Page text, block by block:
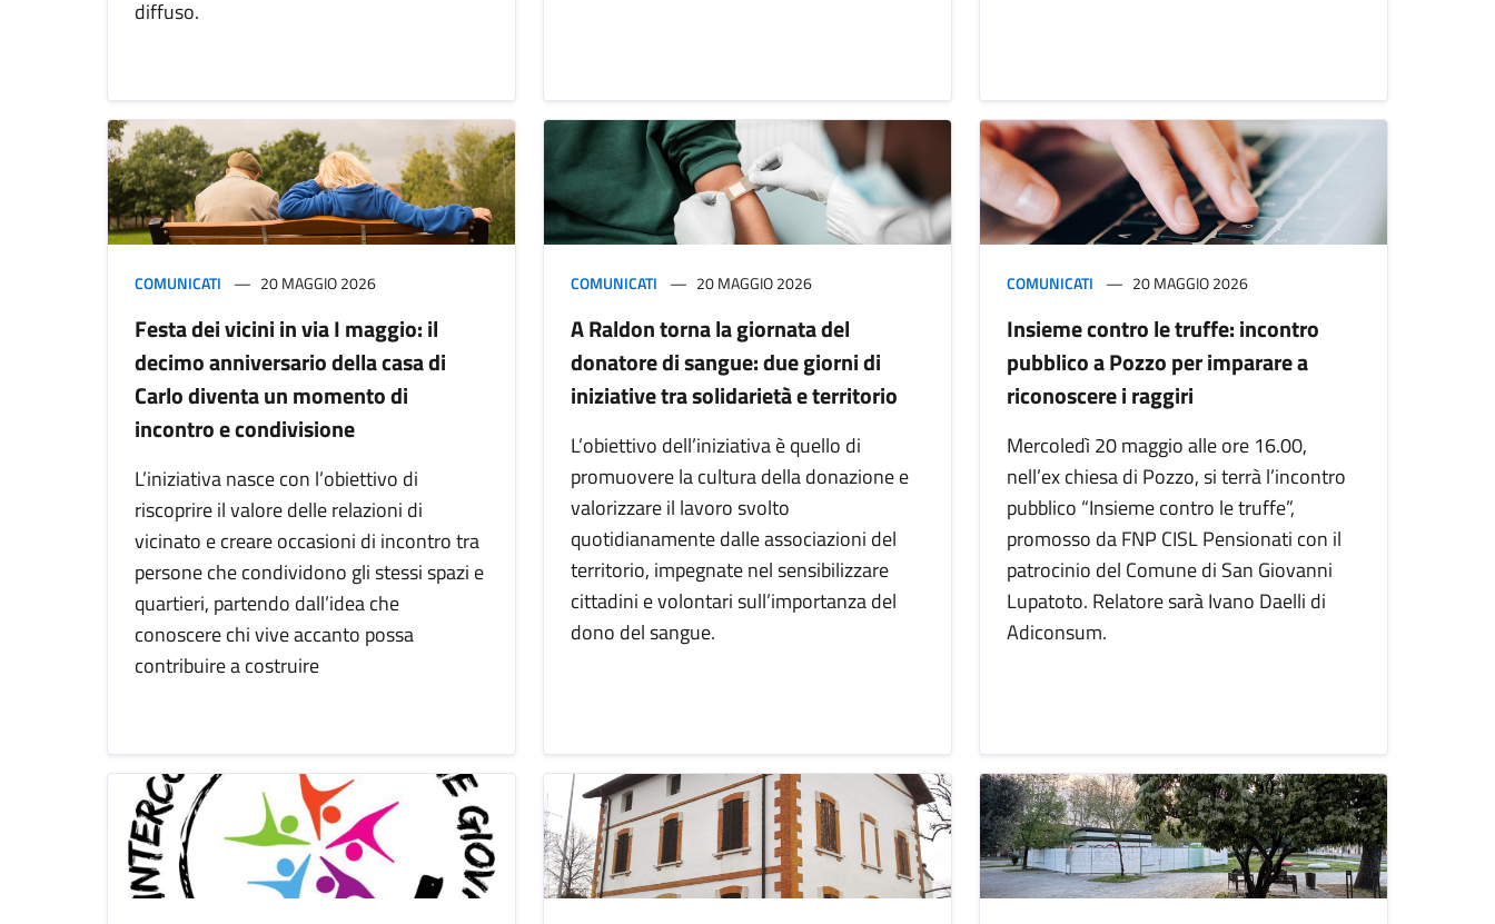
diffuso.
COMUNICATI 20 MAGGIO 2026
Festa dei vicini in via I maggio: il
decimo anniversario della casa di
Carlo diventa un momento di
incontro e condivisione
L’iniziativa nasce con l’obiettivo di
riscoprire il valore delle relazioni di
vicinato e creare occasioni di incontro tra
persone che condividono gli stessi spazi e
quartieri, partendo dall’idea che
conoscere chi vive accanto possa
contribuire a costruire
COMUNICATI 20 MAGGIO 2026
A Raldon torna la giornata del
donatore di sangue: due giorni di
iniziative tra solidarietà e territorio
L’obiettivo dell’iniziativa è quello di
promuovere la cultura della donazione e
valorizzare il lavoro svolto
quotidianamente dalle associazioni del
territorio, impegnate nel sensibilizzare
cittadini e volontari sull’importanza del
dono del sangue.
COMUNICATI 20 MAGGIO 2026
Insieme contro le truffe: incontro
pubblico a Pozzo per imparare a
riconoscere i raggiri
Mercoledì 20 maggio alle ore 16.00,
nell’ex chiesa di Pozzo, si terrà l’incontro
pubblico “Insieme contro le truffe”,
promosso da FNP CISL Pensionati con il
patrocinio del Comune di San Giovanni
Lupatoto. Relatore sarà Ivano Daelli di
Adiconsum.